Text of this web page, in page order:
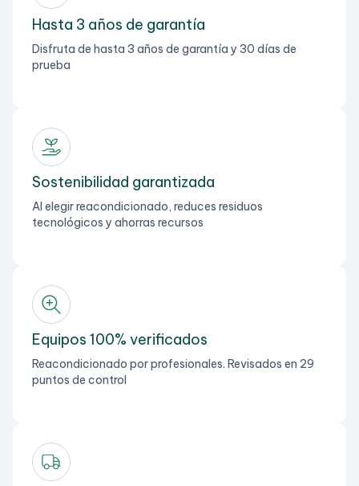
Hasta 3 años de garantía
Disfruta de hasta 3 años de garantía y 30 días de
prueba
Sostenibilidad garantizada
Al elegir reacondicionado, reduces residuos
tecnológicos y ahorras recursos
Equipos 100% verificados
Reacondicionado por profesionales. Revisados en 29
puntos de control